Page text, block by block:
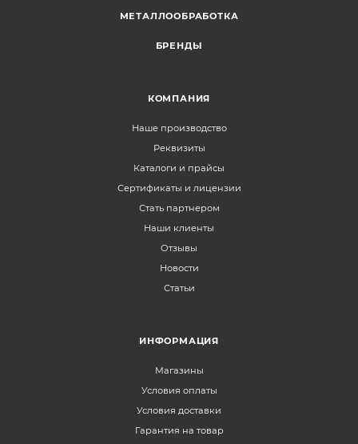
МЕТАЛЛООБРАБОТКА
БРЕНДЫ
КОМПАНИЯ
Наше производство
Реквизиты
Каталоги и прайсы
Сертификаты и лицензии
Стать партнером
Наши клиенты
Отзывы
Новости
Статьи
ИНФОРМАЦИЯ
Магазины
Условия оплаты
Условия доставки
Гарантия на товар